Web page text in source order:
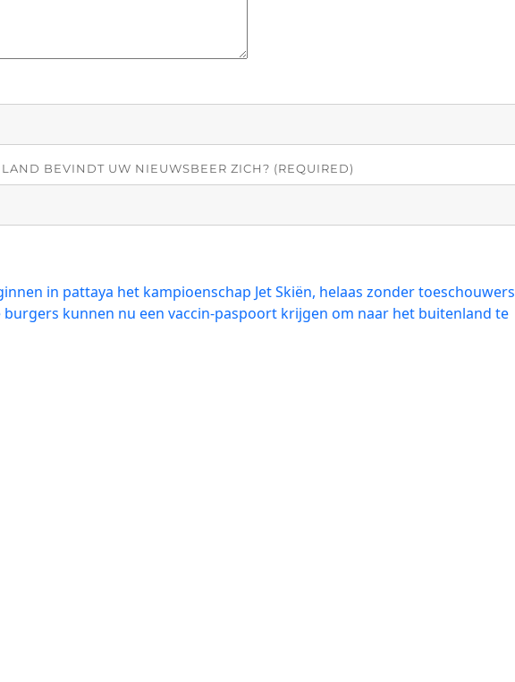
BEVINDT UW NIEUWSBEER ZICH? (REQUIRED)
in pattaya het kampioenschap Jet Skiën, helaas zonder toeschouwers
burgers kunnen nu een vaccin-paspoort krijgen om naar het buitenland te